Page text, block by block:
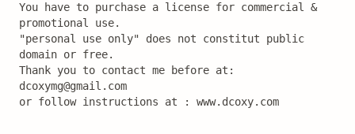
You have to purchase a license for commercial &
promotional use.
"personal use only" does not constitut public
domain or free.
Thank you to contact me before at:
dcoxymg@gmail.com
or follow instructions at : www.dcoxy.com